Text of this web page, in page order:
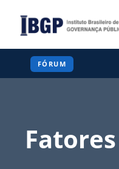
Conteúdo
FÓRUM